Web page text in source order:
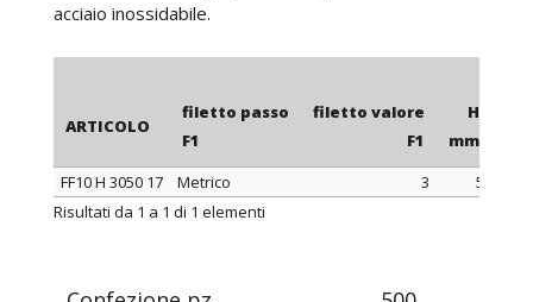
acciaio inossidabile.
ARTICOLO
filetto passo
F1
filetto valore
F1
H
mm
ARTICOLO
filetto passo
FF10 H 3050 17 Metrico 3 5
Risultati da 1 a 1 di 1 elementi